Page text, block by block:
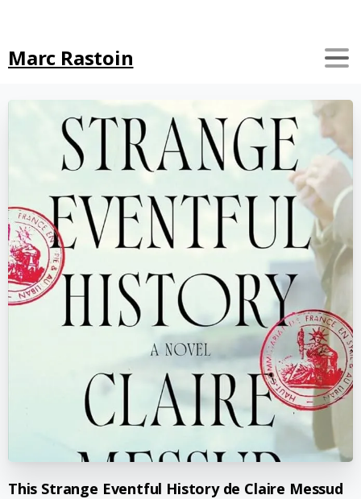
Marc Rastoin
This Strange Eventful History de Claire Messud